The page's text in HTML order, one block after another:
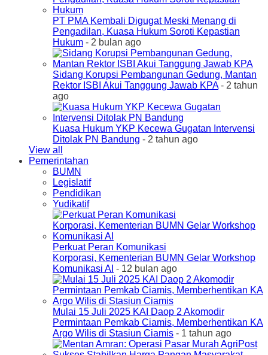
PT PMA Kembali Digugat Meski Menang di
Pengadilan, Kuasa Hukum Soroti Kepastian
Hukum - 2 bulan ago
Sidang Korupsi Pembangunan Gedung, Mantan
Rektor ISBI Akui Tanggung Jawab KPA- 2 tahun
ago
Kuasa Hukum YKP Kecewa Gugatan Intervensi
Ditolak PN Bandung - 2 tahun ago
View all
Pemerintahan
BUMN
Legislatif
Pendidikan
Yudikatif
Perkuat Peran Komunikasi
Korporasi, Kementerian BUMN Gelar Workshop
Komunikasi AI - 12 bulan ago
Mulai 15 Juli 2025 KAI Daop 2 Akomodir
Permintaan Pemkab Ciamis, Memberhentikan KA
Argo Wilis di Stasiun Ciamis - 1 tahun ago